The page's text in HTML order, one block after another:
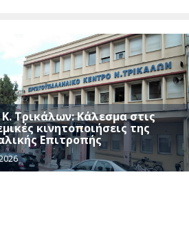
Κ. Τρικάλων: Κάλεσμα στις
κινητοποιήσεις της
Επιτροπής